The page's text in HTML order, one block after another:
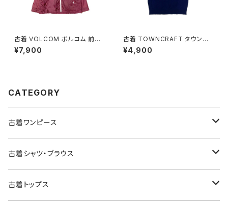
古着 VOLCOM ボルコム 前開
き 無地 ブランドロゴ 刺繍 ナイ
ロン100％ 長袖 アウター ライト
¥7,900
古着 TOWNCRAFT タウンク
ラフト 無地 半袖 ニット 紺 (ttu2
509075)
¥4,900
CATEGORY
古着ワンピース
古着長袖ワンピース
古着半袖ワンピース
古着シャツ・ブラウス
古着長袖シャツ・ブラウス
古着トップス